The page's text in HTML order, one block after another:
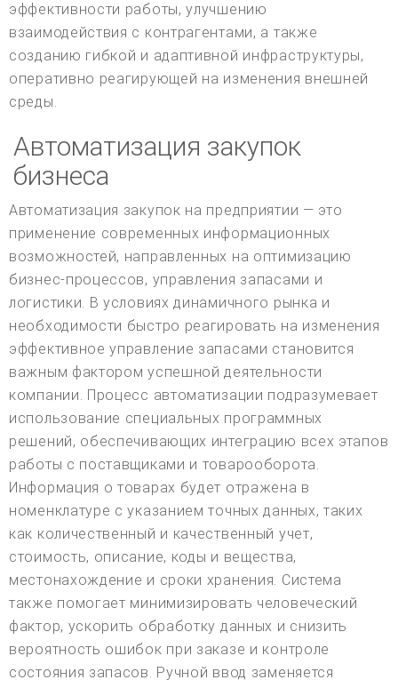
эффективности работы, улучшению
взаимодействия с контрагентами, а также
созданию гибкой и адаптивной инфраструктуры,
оперативно реагирующей на изменения внешней
среды.
Автоматизация закупок
бизнеса
Автоматизация закупок на предприятии — это
применение современных информационных
возможностей, направленных на оптимизацию
бизнес-процессов, управления запасами и
логистики. В условиях динамичного рынка и
необходимости быстро реагировать на изменения
эффективное управление запасами становится
важным фактором успешной деятельности
компании. Процесс автоматизации подразумевает
использование специальных программных
решений, обеспечивающих интеграцию всех этапов
работы с поставщиками и товарооборота.
Информация о товарах будет отражена в
номенклатуре с указанием точных данных, таких
как количественный и качественный учет,
стоимость, описание, коды и вещества,
местонахождение и сроки хранения. Система
также помогает минимизировать человеческий
фактор, ускорить обработку данных и снизить
вероятность ошибок при заказе и контроле
состояния запасов. Ручной ввод заменяется